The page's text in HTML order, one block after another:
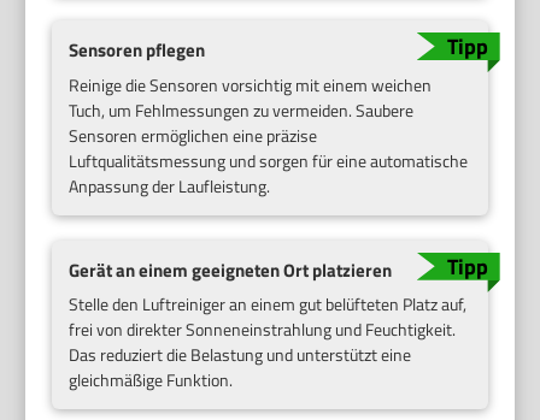
Sensoren pflegen
Reinige die Sensoren vorsichtig mit einem weichen
Tuch, um Fehlmessungen zu vermeiden. Saubere
Sensoren ermöglichen eine präzise
Luftqualitätsmessung und sorgen für eine automatische
Anpassung der Laufleistung.
Gerät an einem geeigneten Ort platzieren
Stelle den Luftreiniger an einem gut belüfteten Platz auf,
frei von direkter Sonneneinstrahlung und Feuchtigkeit.
Das reduziert die Belastung und unterstützt eine
gleichmäßige Funktion.